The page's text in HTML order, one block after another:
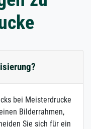
bei Meisterdrucke
Bilderrahmen,
Sie sich für ein